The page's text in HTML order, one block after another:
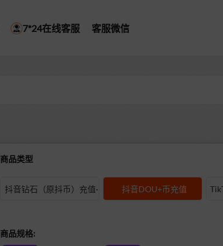
7*24在线客服 客服微信
商品类型
抖音钻石（原抖币）充值· 抖音DOU+币充值
商品规格: